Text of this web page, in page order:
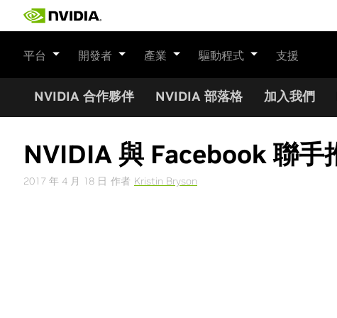
平台 開發者 產業 驅動程式 支援
NVIDIA 合作夥伴 NVIDIA 部落格 加入我們
NVIDIA 與 Facebook 聯
2017 年 4 月 18 日 作者 Kristin Bryson